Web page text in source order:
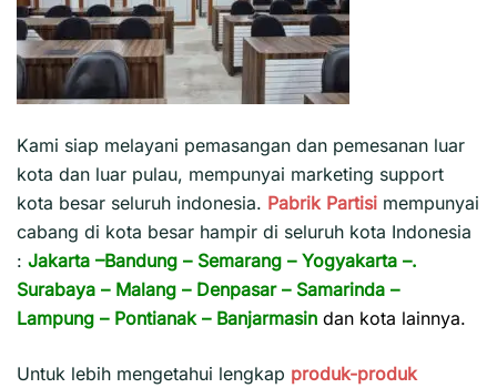
Kami siap melayani pemasangan dan pemesanan luar
kota dan luar pulau, mempunyai marketing support
kota besar seluruh indonesia. Pabrik Partisi mempunyai
cabang di kota besar hampir di seluruh kota Indonesia
: Jakarta –Bandung – Semarang – Yogyakarta –.
Surabaya – Malang – Denpasar– Samarinda –
Lampung – Pontianak – Banjarmasin dan kota lainnya.
Untuk lebih mengetahui lengkap produk-produk